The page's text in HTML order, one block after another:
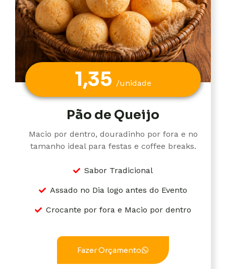
1,35 /unidade
Pão de Queijo
Macio por dentro, douradinho por fora e no
tamanho ideal para festas e coffee breaks.
Sabor Tradicional
Assado no Dia logo antes do Evento
Crocante por fora e Macio por dentro
Fazer Orçamento